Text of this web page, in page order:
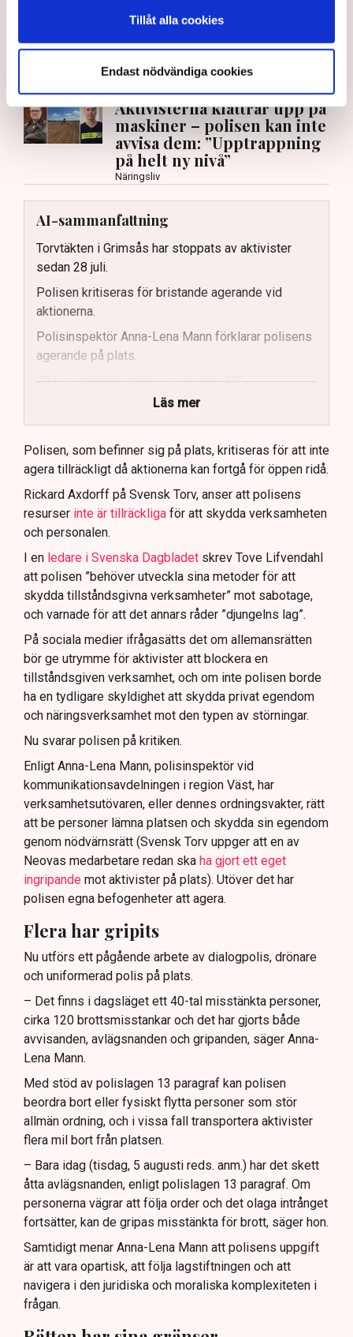
Tillåt alla cookies
Endast nödvändiga cookies
juli stoppats av aktivistgruppen Återställ Våtmarker
ogräsfrön över täkten.
Aktivisterna klättrar upp på
maskiner – polisen kan inte
avvisa dem: ”Upptrappning
på helt ny nivå”
Näringsliv
AI-sammanfattning
Torvtäkten i Grimsås har stoppats av aktivister
sedan 28 juli.
Polisen kritiseras för bristande agerande vid
aktionerna.
Polisinspektör Anna-Lena Mann förklarar polisens
agerande på plats.
40 personer misstänks med cirka 120
brottsmisstankar kopplade.
Polisen använder drönare och uniformerad polis
för att dokumentera bevis.
Samtidigt är polisarbetet komplext när det gäller
att navigera juridiska rättigheter och gränser.
Läs mer
Polisen, som befinner sig på plats, kritiseras för att inte
agera tillräckligt då aktionerna kan fortgå för öppen ridå.
Rickard Axdorff på Svensk Torv, anser att polisens
resurser inte är tillräckliga för att skydda verksamheten
och personalen.
I en ledare i Svenska Dagbladet skrev Tove Lifvendahl
att polisen ”behöver utveckla sina metoder för att
skydda tillståndsgivna verksamheter” mot sabotage,
och varnade för att det annars råder ”djungelns lag”.
På sociala medier ifrågasätts det om allemansrätten
bör ge utrymme för aktivister att blockera en
tillståndsgiven verksamhet, och om inte polisen borde
ha en tydligare skyldighet att skydda privat egendom
och näringsverksamhet mot den typen av störningar.
Nu svarar polisen på kritiken.
Enligt Anna-Lena Mann, polisinspektör vid
kommunikationsavdelningen i region Väst, har
verksamhetsutövaren, eller dennes ordningsvakter, rätt
att be personer lämna platsen och skydda sin egendom
genom nödvärnsrätt (Svensk Torv uppger att en av
Neovas medarbetare redan ska ha gjort ett eget
ingripande mot aktivister på plats). Utöver det har
polisen egna befogenheter att agera.
Flera har gripits
Nu utförs ett pågående arbete av dialogpolis, drönare
och uniformerad polis på plats.
– Det finns i dagsläget ett 40-tal misstänkta personer,
cirka 120 brottsmisstankar och det har gjorts både
avvisanden, avlägsnanden och gripanden, säger Anna-
Lena Mann.
Med stöd av polislagen 13 paragraf kan polisen
beordra bort eller fysiskt flytta personer som stör
allmän ordning, och i vissa fall transportera aktivister
flera mil bort från platsen.
– Bara idag (tisdag, 5 augusti reds. anm.) har det skett
åtta avlägsnanden, enligt polislagen 13 paragraf. Om
personerna vägrar att följa order och det olaga intrånget
fortsätter, kan de gripas misstänkta för brott, säger hon.
Samtidigt menar Anna-Lena Mann att polisens uppgift
är att vara opartisk, att följa lagstiftningen och att
navigera i den juridiska och moraliska komplexiteten i
frågan.